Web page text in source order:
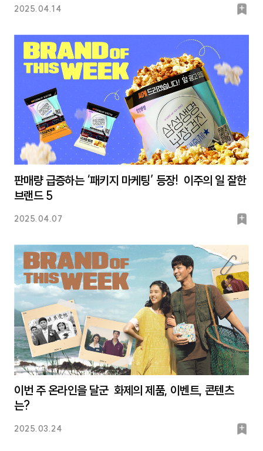
2025.04.14
북
판매량 급증하는 ‘패키지 마케팅’ 등장! 이주의 일 잘한
브랜드 5
2025.04.07
북
크
이번 주 온라인을 달군 화제의 제품, 이벤트, 콘텐츠
는?
2025.03.24
북